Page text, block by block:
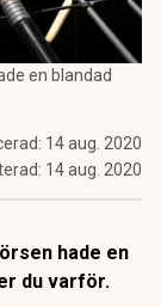
en blandad
14 aug. 2020
14 aug. 2020
hade en
du varför.